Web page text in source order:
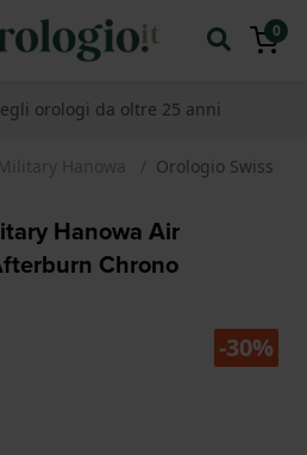
0
orologi da oltre 25 anni
Hanowa Orologio Swiss
Hanowa Air
Chrono
-30%